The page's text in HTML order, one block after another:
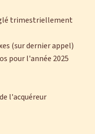
trimestriellement
(sur dernier appel)
pour l'année 2025
l'acquéreur